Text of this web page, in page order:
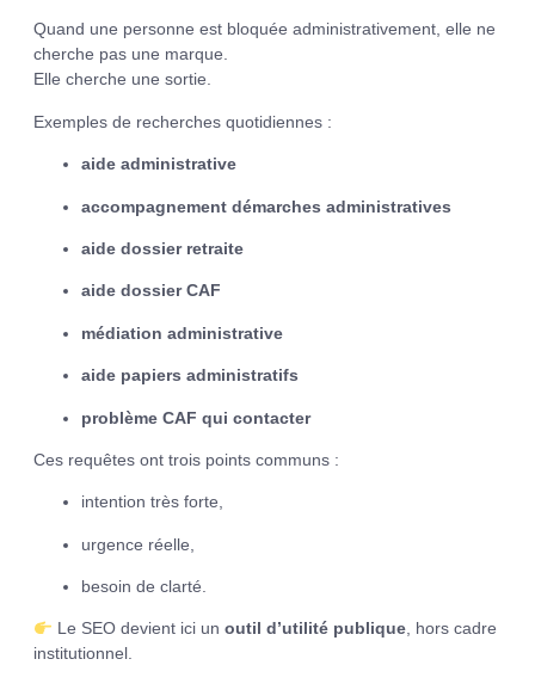
Quand une personne est bloquée administrativement, elle ne
cherche pas une marque.
Elle cherche une sortie.
Exemples de recherches quotidiennes :
aide administrative
accompagnement démarches administratives
aide dossier retraite
aide dossier CAF
médiation administrative
aide papiers administratifs
problème CAF qui contacter
Ces requêtes ont trois points communs :
intention très forte,
urgence réelle,
besoin de clarté.
Le SEO devient ici un outil d’utilité publique, hors cadre
institutionnel.